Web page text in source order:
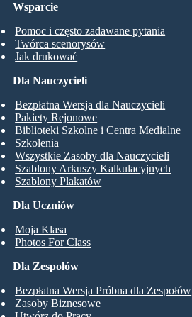
Wsparcie
Pomoc i często zadawane pytania
Twórca scenorysów
Jak drukować
Dla Uczniów
Moja Klasa
Photos For Class
Dla Nauczycieli
Bezpłatna Wersja dla Nauczycieli
Pakiety Rejonowe
Biblioteki Szkolne i Centra Medialne
Szkolenia
Wszystkie Zasoby dla Nauczycieli
Szablony Arkuszy Kalkulacyjnych
Szablony Plakatów
Dla Zespołów
Bezpłatna Wersja Próbna dla Zespołów
Zasoby Biznesowe